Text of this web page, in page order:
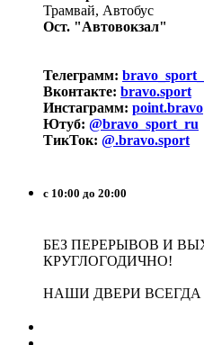
Трамвай, Автобус
Ост. "Автовокзал"
Телеграмм:
Вконтакте: bravo.sport
Инстаграмм: point.bravo
Ютуб: @bravo_sport_ru
ТикТок: @.bravo.sport
с 10:00 до 20:00
БЕЗ ПЕРЕРЫВОВ И
КРУГЛОГОДИЧНО!
НАШИ ДВЕРИ